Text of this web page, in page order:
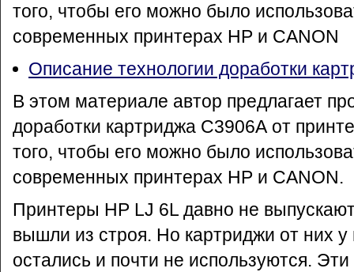
того, чтобы его можно было
современных принтерах HP и CANON
Описание технологии доработки
В этом материале автор предлагает
доработки картриджа С3906А от
того, чтобы его можно было
современных принтерах HP и CANON.
Принтеры HP LJ 6L давно не
вышли из строя. Но картриджи от них у
остались и почти не используются.